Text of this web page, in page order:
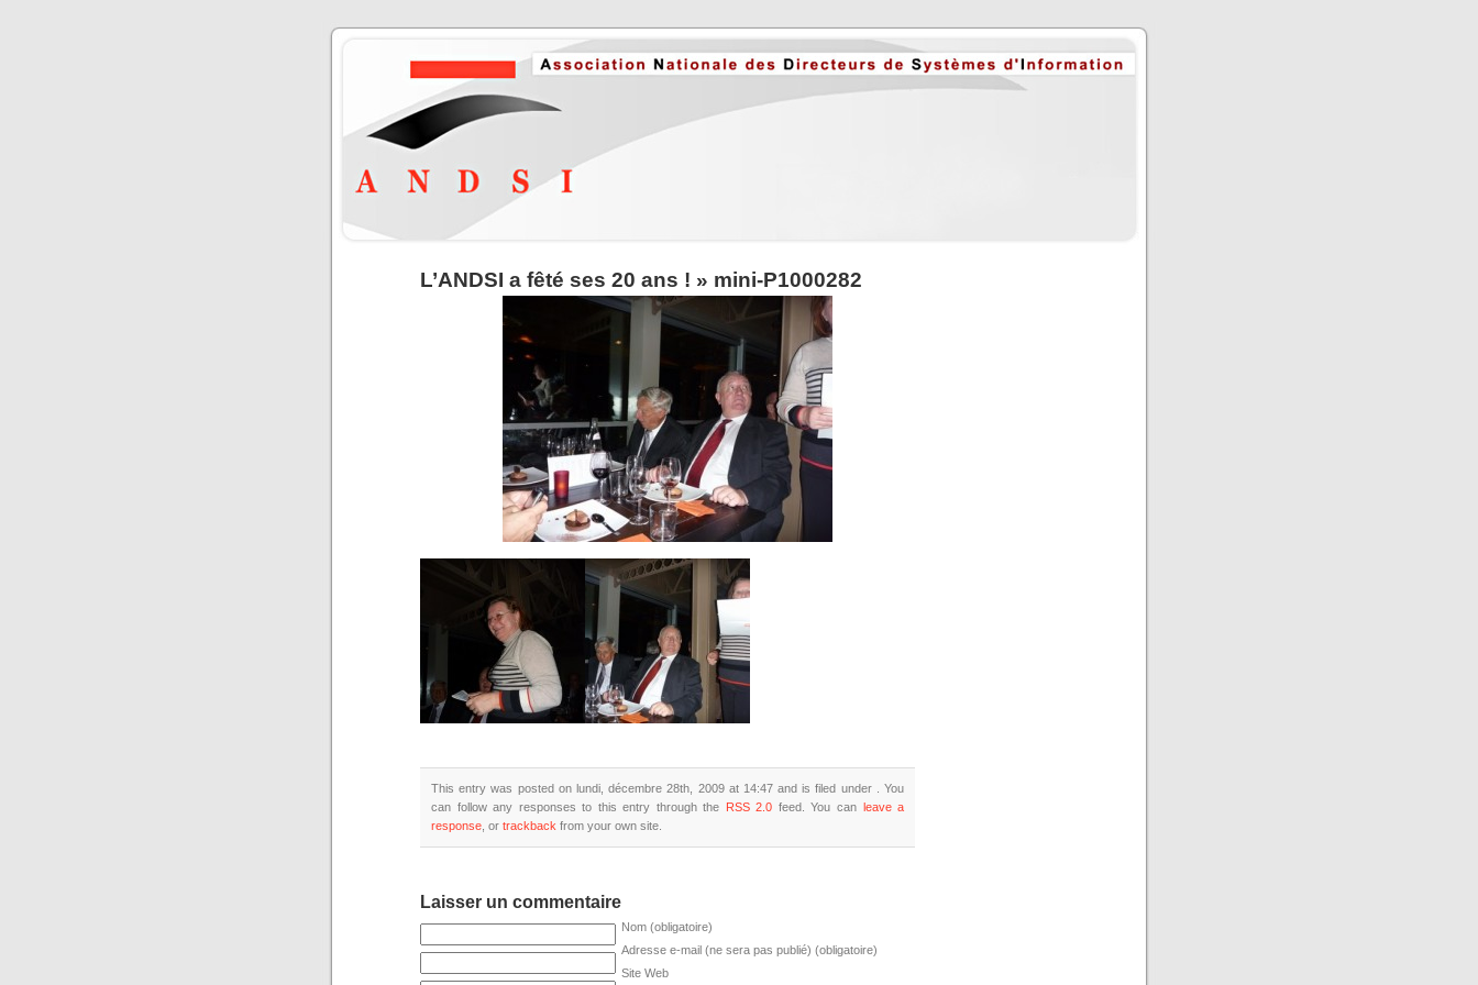
L’ANDSI a fêté ses 20 ans ! » mini-P1000282
This entry was posted on lundi, décembre 28th, 2009 at 14:47 and is filed under . You
can follow any responses to this entry through the RSS 2.0 feed. You can leave a
response , or trackback from your own site.
Laisser un commentaire
Nom (obligatoire)
Adresse e-mail (ne sera pas publié) (obligatoire)
Site Web